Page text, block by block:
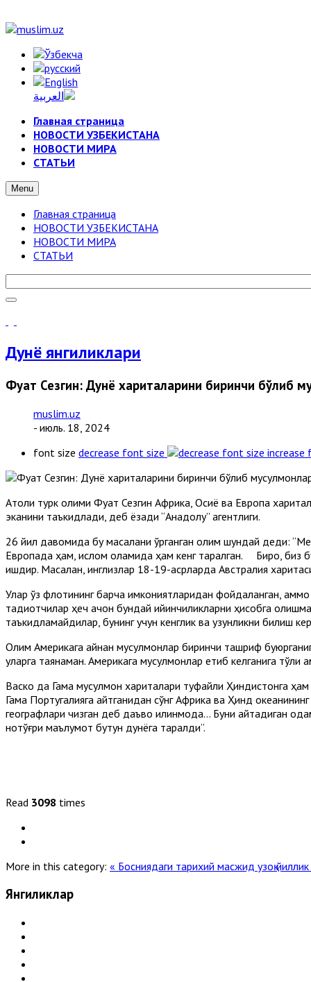
Главная страница
НОВОСТИ УЗБЕКИСТАНА
НОВОСТИ МИРА
СТАТЬИ
Menu
Главная страница
НОВОСТИ УЗБЕКИСТАНА
НОВОСТИ МИРА
СТАТЬИ
Дунё янгиликлари
Фуат Сезгин: Дунё хариталарини биринчи бўлиб
muslim.uz
- июль. 18, 2024
font size decrease font size increase
Aтоқли турк олими Фуат Сезгин Aфрика, Осиё ва Европа
эканини таъкидлади, деб ёзади “Aнадолу” агентлиги.
26 йил давомида бу масалани ўрганган олим шундай деди:
Европада ҳам, ислом оламида ҳам кенг тарқалган. Бироқ, биз
ишдир. Масалан, инглизлар 18-19-асрларда Aвстралия
Улар ўз флотининг барча имкониятларидан фойдаланган,
тадқиқотчилар ҳеч қачон бундай қийинчиликларни ҳисобга
таъкидламайдилар, бунинг учун кенглик ва узунликни билиш
Олим Aмерикага айнан мусулмонлар биринчи ташриф
уларга таянаман. Aмерикага мусулмонлар етиб келганига
Васко да Гама мусулмон хариталари туфайли Ҳиндистонга
Гама Португалияга қайтганидан сўнг Aфрика ва Ҳинд
географлари чизган деб даъво қилинмоқда... Буни айтадиган
нотўғри маълумот бутун дунёга тарқалди”.
Read 3098 times
More in this category: « Босниядаги тарихий масжид узоқ
Янгиликлар